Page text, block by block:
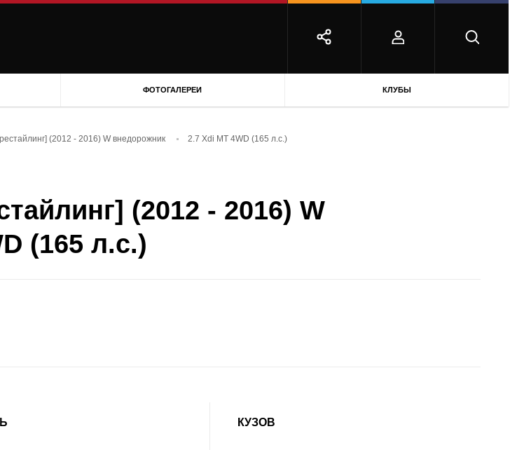
ФОТОГАЛЕРЕИ КЛУБЫ
(2012 - 2016) W внедорожник 2.7 Xdi MT 4WD (165 л.с.)
(2012 - 2016) W
(165 л.с.)
КУЗОВ